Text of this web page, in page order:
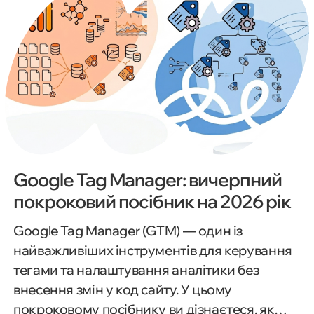
Google Tag Manager: вичерпний
покроковий посібник на 2026 рік
Google Tag Manager (GTM) — один із
найважливіших інструментів для керування
тегами та налаштування аналітики без
внесення змін у код сайту. У цьому
покроковому посібнику ви дізнаєтеся, як